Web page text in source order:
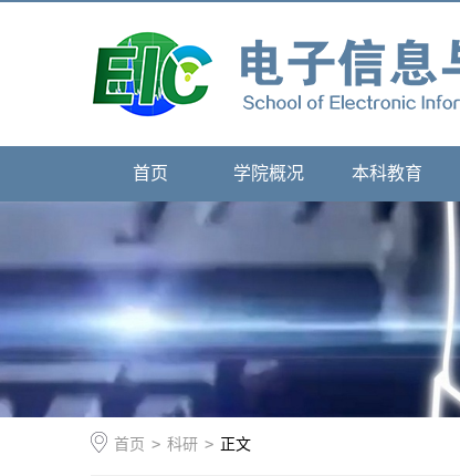
首页 学院概况 本科教育
首页 > 科研 > 正文